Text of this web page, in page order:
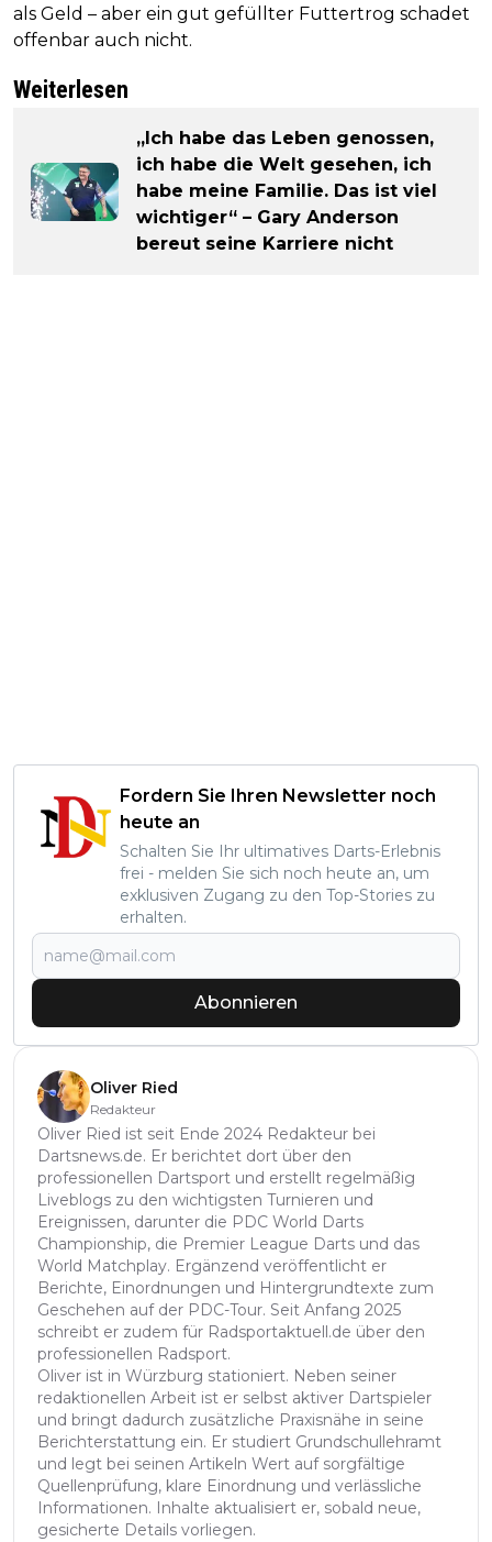
als Geld – aber ein gut gefüllter Futtertrog schadet
offenbar auch nicht.
Weiterlesen
„Ich habe das Leben genossen,
ich habe die Welt gesehen, ich
habe meine Familie. Das ist viel
wichtiger“ – Gary Anderson
bereut seine Karriere nicht
Fordern Sie Ihren Newsletter noch
heute an
Schalten Sie Ihr ultimatives Darts-Erlebnis
frei - melden Sie sich noch heute an, um
exklusiven Zugang zu den Top-Stories zu
erhalten.
Abonnieren
Oliver Ried
Redakteur
Oliver Ried ist seit Ende 2024 Redakteur bei
Dartsnews.de. Er berichtet dort über den
professionellen Dartsport und erstellt regelmäßig
Liveblogs zu den wichtigsten Turnieren und
Ereignissen, darunter die PDC World Darts
Championship, die Premier League Darts und das
World Matchplay. Ergänzend veröffentlicht er
Berichte, Einordnungen und Hintergrundtexte zum
Geschehen auf der PDC-Tour. Seit Anfang 2025
schreibt er zudem für Radsportaktuell.de über den
professionellen Radsport.
Oliver ist in Würzburg stationiert. Neben seiner
redaktionellen Arbeit ist er selbst aktiver Dartspieler
und bringt dadurch zusätzliche Praxisnähe in seine
Berichterstattung ein. Er studiert Grundschullehramt
und legt bei seinen Artikeln Wert auf sorgfältige
Quellenprüfung, klare Einordnung und verlässliche
Informationen. Inhalte aktualisiert er, sobald neue,
gesicherte Details vorliegen.